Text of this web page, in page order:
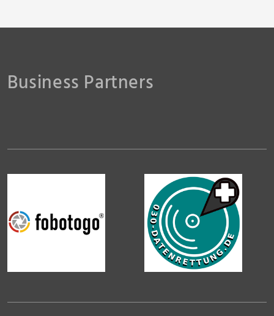
Business Partners